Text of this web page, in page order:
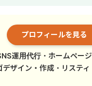
プロフィールを見る
運用代行・ホームページ
ザイン・作成・リスティ